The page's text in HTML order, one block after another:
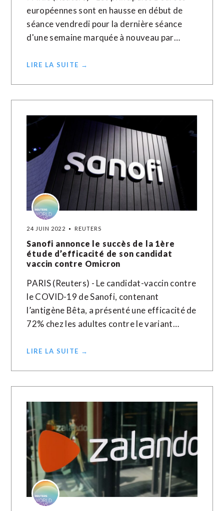
européennes sont en hausse en début de
séance vendredi pour la dernière séance
d'une semaine marquée à nouveau par…
LIRE LA SUITE →
24 JUIN 2022 REUTERS
Sanofi annonce le succès de la 1ère
étude d’efficacité de son candidat
vaccin contre Omicron
PARIS (Reuters) - Le candidat-vaccin contre
le COVID-19 de Sanofi, contenant
l’antigène Bêta, a présenté une efficacité de
72% chez les adultes contre le variant…
LIRE LA SUITE →